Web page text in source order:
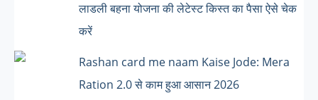
लाडली बहना योजना की लेटेस्ट किस्त का पैसा ऐसे चेक
करें
Rashan card me naam Kaise Jode: Mera
Ration 2.0 से काम हुआ आसान 2026